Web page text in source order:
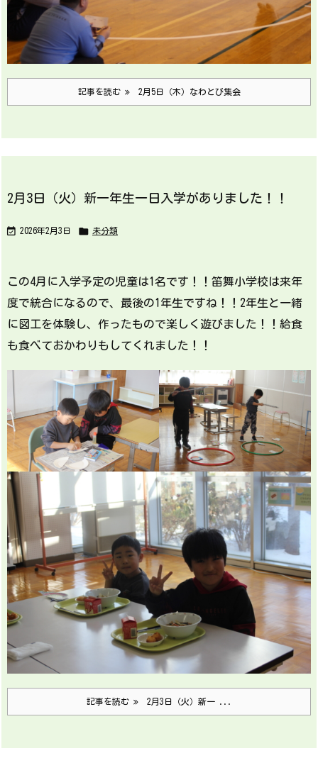
記事を読む 2月5日（木）なわとび集会
2月3日（火）新一年生一日入学がありました！！
 2026年2月3日  未分類
この4月に入学予定の児童は1名です！！笛舞小学校は来年
度で統合になるので、最後の1年生ですね！！2年生と一緒
に図工を体験し、作ったもので楽しく遊びました！！給食
も食べておかわりもしてくれました！！
記事を読む 2月3日（火）新一 ...